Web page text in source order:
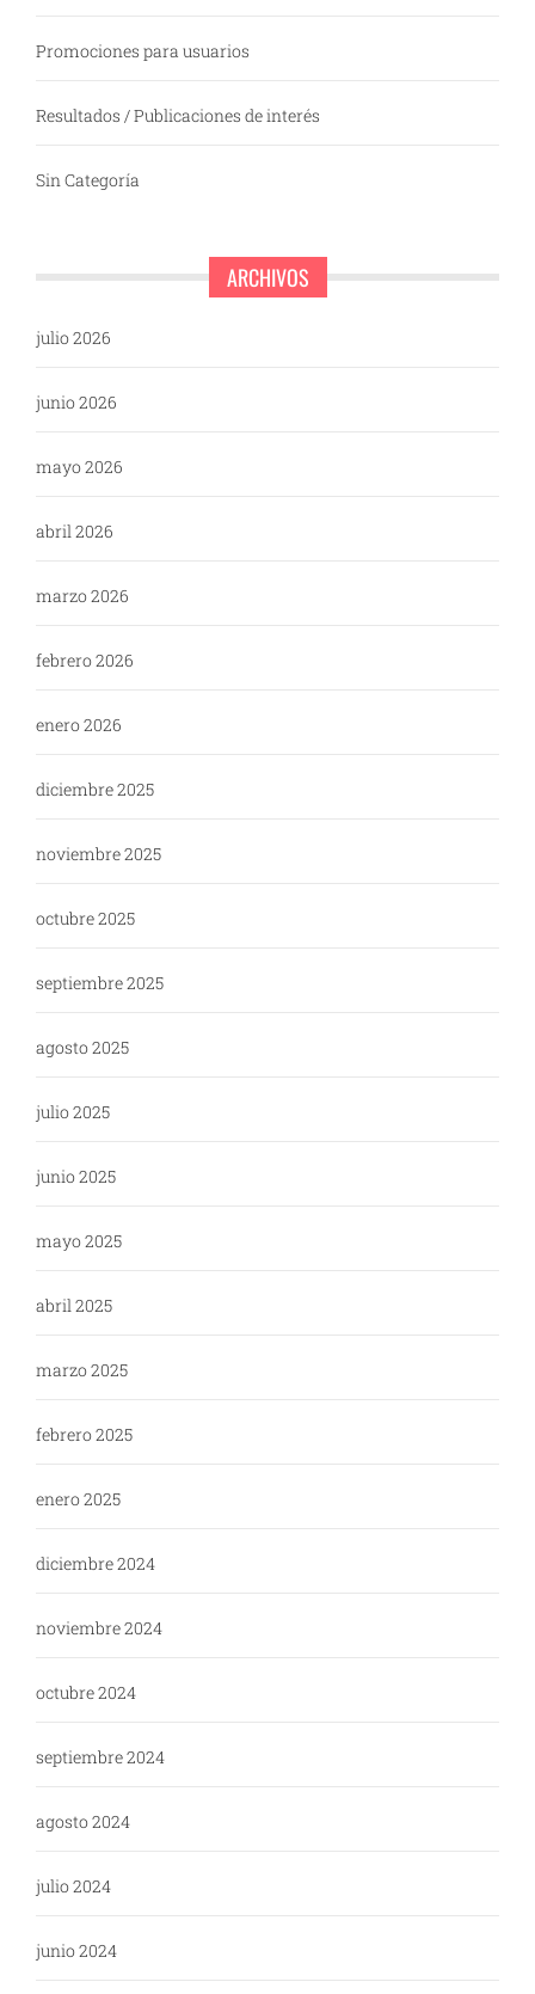
Promociones para usuarios
Resultados / Publicaciones de interés
Sin Categoría
ARCHIVOS
julio 2026
junio 2026
mayo 2026
abril 2026
marzo 2026
febrero 2026
enero 2026
diciembre 2025
noviembre 2025
octubre 2025
septiembre 2025
agosto 2025
julio 2025
junio 2025
mayo 2025
abril 2025
marzo 2025
febrero 2025
enero 2025
diciembre 2024
noviembre 2024
octubre 2024
septiembre 2024
agosto 2024
julio 2024
junio 2024